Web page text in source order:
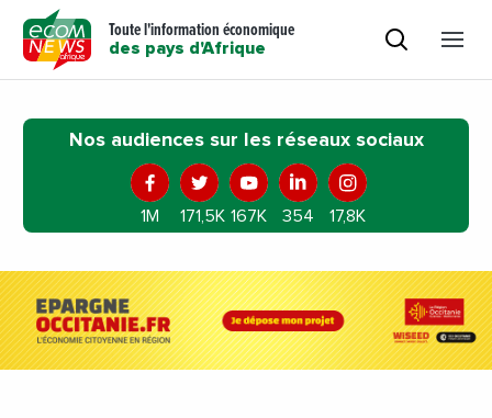
Toute l'information économique
des pays d'Afrique
Nos audiences sur les réseaux sociaux
1M 171,5K 167K 354 17,8K